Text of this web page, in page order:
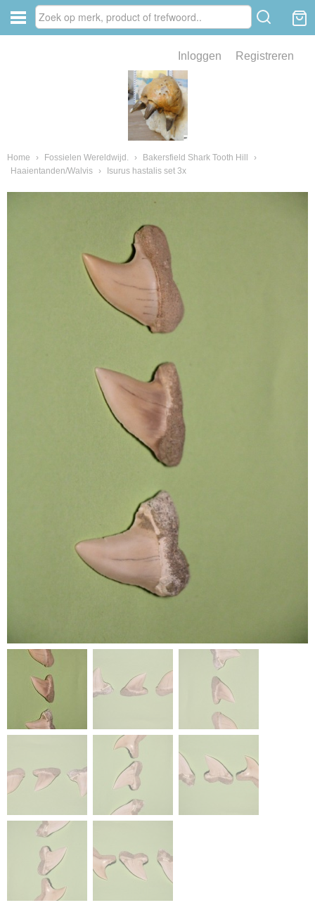
Inloggen Registreren
Home › Fossielen Wereldwijd. › Bakersfield Shark Tooth Hill
›
Haaientanden/Walvis
› Isurus hastalis set 3x
van fossielen en mineralen